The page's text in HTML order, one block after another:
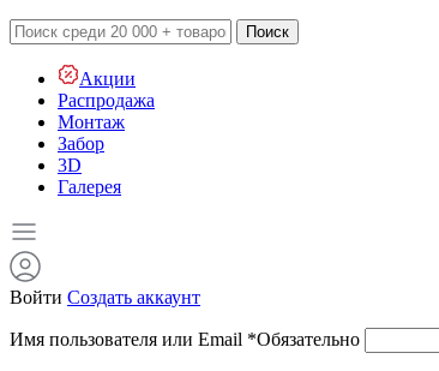
Поиск
Акции
Распродажа
Монтаж
Забор
3D
Галерея
Войти Создать аккаунт
Имя пользователя или Email *Обязательно